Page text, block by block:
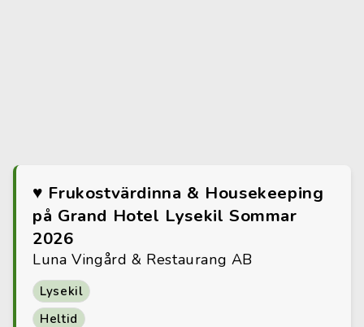
♥ Frukostvärdinna & Housekeeping
på Grand Hotel Lysekil Sommar
2026
Luna Vingård & Restaurang AB
Lysekil
Heltid